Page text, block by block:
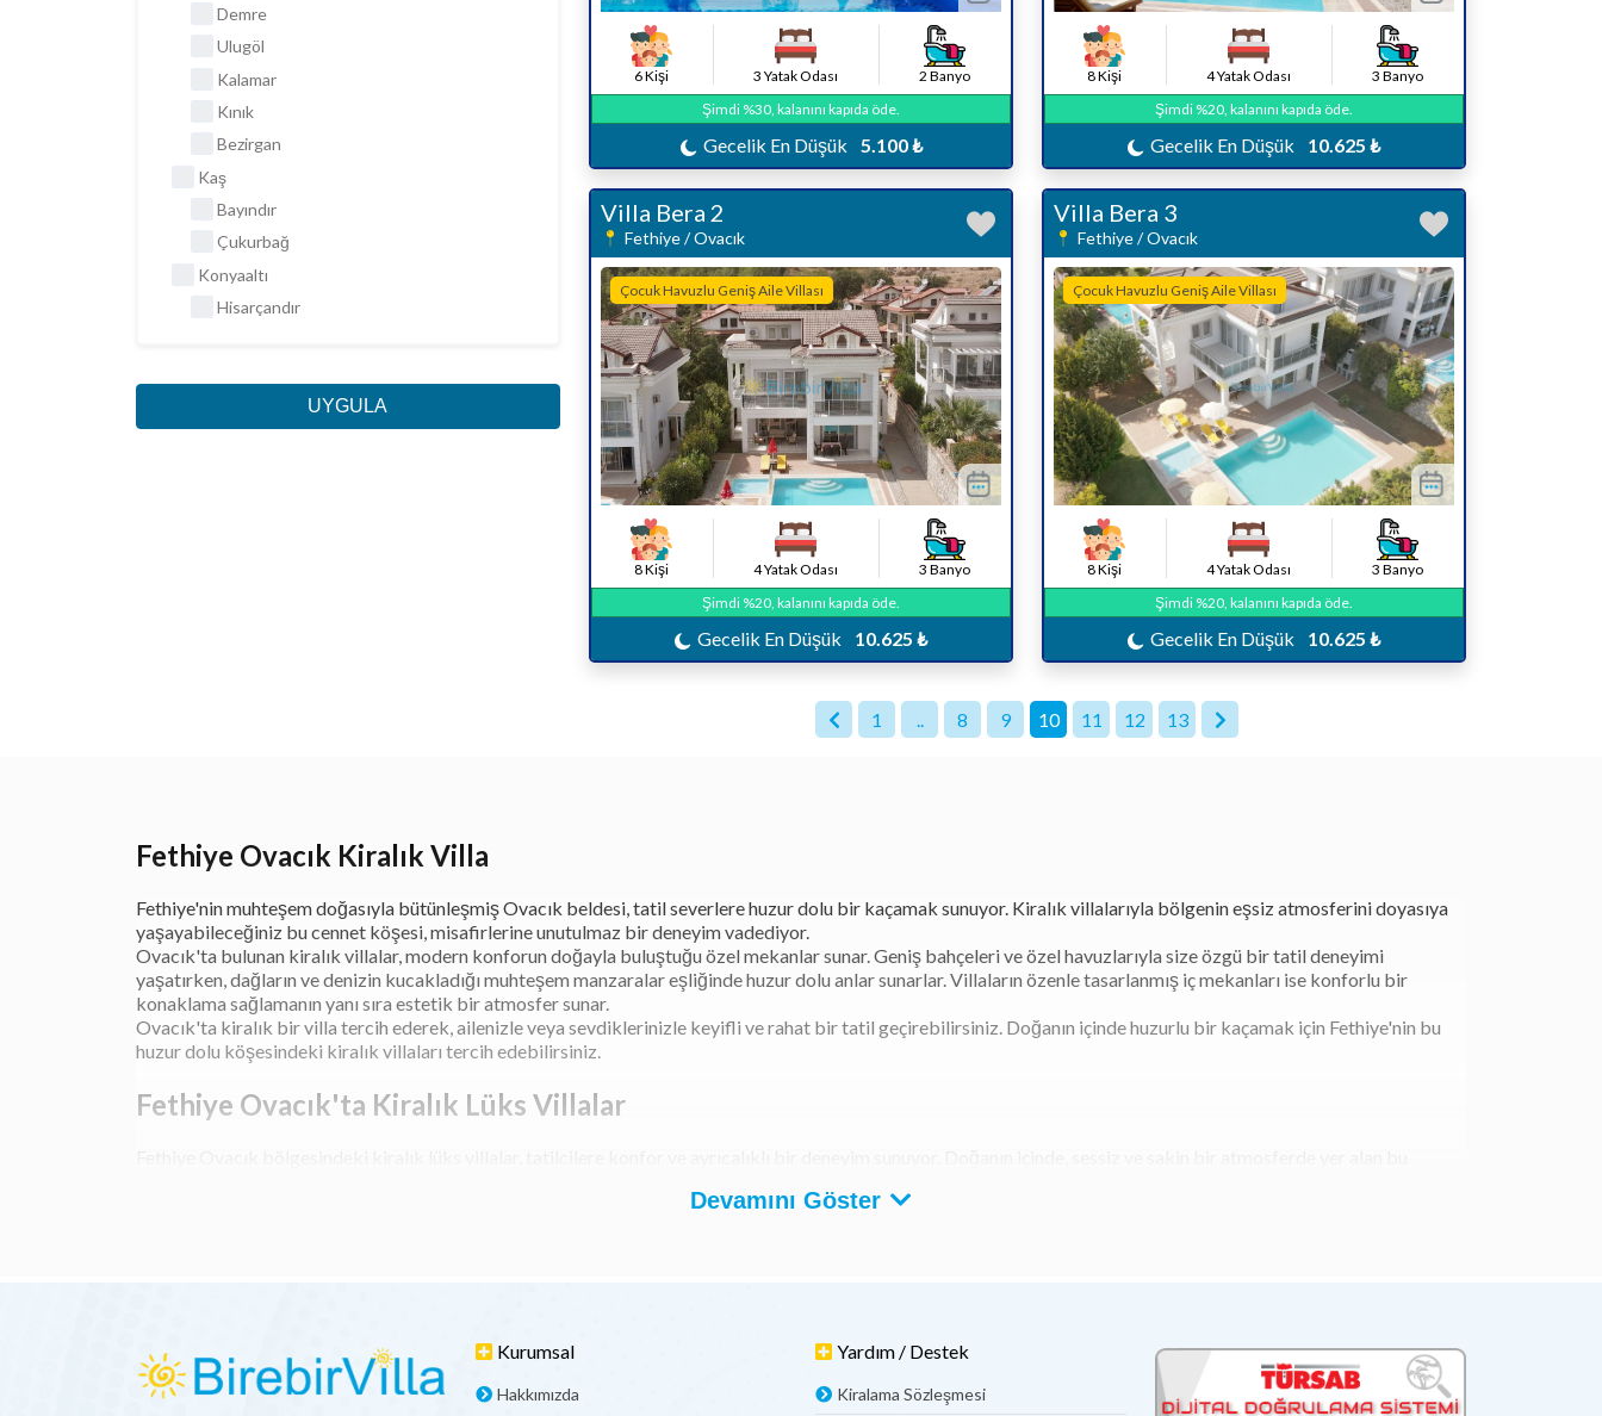
Demre
Ulugöl
Kalamar
Kınık
Bezirgan
Kaş
Bayındır
Çukurbağ
Konyaaltı
Hisarçandır
UYGULA
6 Kişi 3 Yatak Odası
2 Banyo
Şimdi %30, kalanını kapıda öde.
Gecelik En Düşük 5.100 ₺
8 Kişi 4 Yatak Odası
3 Banyo
Şimdi %20, kalanını kapıda öde.
Gecelik En Düşük 10.625 ₺
Villa Bera 2
Fethiye / Ovacık
Çocuk Havuzlu Geniş Aile Villası
8 Kişi 4 Yatak Odası
3 Banyo
Şimdi %20, kalanını kapıda öde.
Gecelik En Düşük 10.625 ₺
Villa Bera 3
Fethiye / Ovacık
Çocuk Havuzlu Geniş Aile Villası
8 Kişi 4 Yatak Odası
3 Banyo
Şimdi %20, kalanını kapıda öde.
Gecelik En Düşük 10.625 ₺
1 .. 8 9 10 11 12 13
Fethiye Ovacık Kiralık Villa
Fethiye'nin muhteşem doğasıyla bütünleşmiş Ovacık beldesi, tatil severlere huzur dolu bir kaçamak sunuyor. Kiralık villalarıyla bölgenin eşsiz atmosferini doyasıya
yaşayabileceğiniz bu cennet köşesi, misafirlerine unutulmaz bir deneyim vadediyor.
Ovacık'ta bulunan kiralık villalar, modern konforun doğayla buluştuğu özel mekanlar sunar. Geniş bahçeleri ve özel havuzlarıyla size özgü bir tatil deneyimi
yaşatırken, dağların ve denizin kucakladığı muhteşem manzaralar eşliğinde huzur dolu anlar sunarlar. Villaların özenle tasarlanmış iç mekanları ise konforlu bir
konaklama sağlamanın yanı sıra estetik bir atmosfer sunar.
Ovacık'ta kiralık bir villa tercih ederek, ailenizle veya sevdiklerinizle keyifli ve rahat bir tatil geçirebilirsiniz. Doğanın içinde huzurlu bir kaçamak için Fethiye'nin bu
huzur dolu köşesindeki kiralık villaları tercih edebilirsiniz.
Fethiye Ovacık'ta Kiralık Lüks Villalar
misafirlerine evlerinin rahatlığını ve lüksünü sunarken aynı zamanda unutulmaz bir tatil deneyimi yaşatıyor.
Fethiye Ovacık'ta Havuzlu Kiralık Villa Seçenekleri
Fethiye Ovacık bölgesindeki havuzlu kiralık villa seçenekleri, tatilcilerin konforlu ve keyifli bir tatil geçirmeleri için ideal bir tercih sunuyor. Bu villalar, özel yüzme
Devamını Göster
Kurumsal
Hakkımızda
Yardım / Destek
Kiralama Sözleşmesi